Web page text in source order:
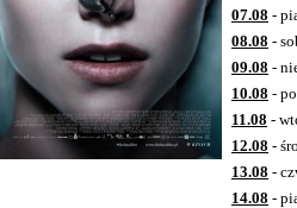
07.08 -
08.08 -
09.08 -
10.08 -
11.08 -
12.08 -
13.08 -
14.08 -